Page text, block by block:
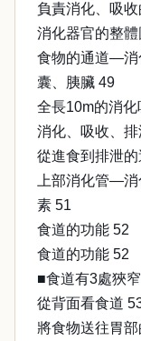
負責消化、吸
消化器官的整
食物的通道—消
囊、胰臟 49
全長10m的消
消化、吸收、
從進食到排泄
上部消化管—
素 51
食道的功能 52
食道的功能 52
■食道有3處狹
從背面看食道
將食物送往胃